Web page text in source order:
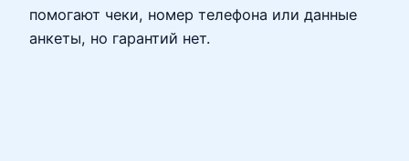
помогают чеки, номер телефона или данные
анкеты, но гарантий нет.